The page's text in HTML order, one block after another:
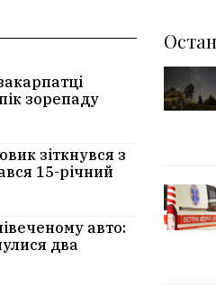
зорепаду
зіткнувся з
15-річний
авто:
два